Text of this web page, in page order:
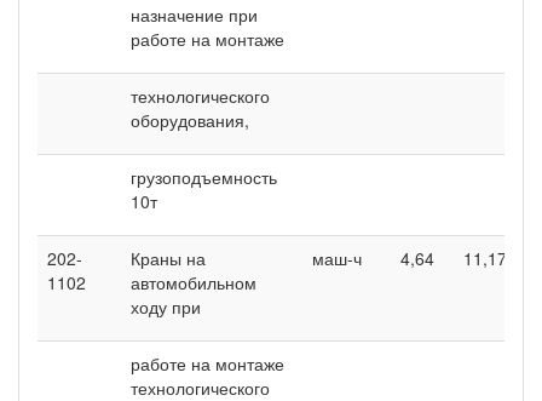
назначение при
работе на монтаже
технологического
оборудования,
грузоподъемность
10т
202-
1102
Краны на
автомобильном
ходу при
маш-ч 4,64 11,17
работе на монтаже
технологического